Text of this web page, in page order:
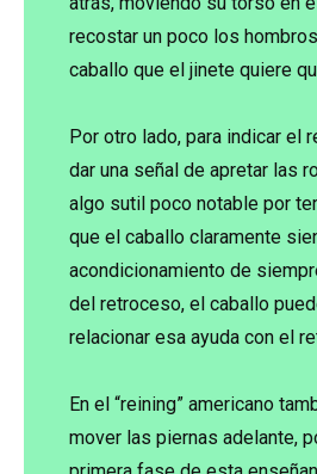
recostar un poco los
caballo que el jinete quiere
Por otro lado, para indicar el
dar una señal de apretar las
algo sutil poco notable por
que el caballo claramente
acondicionamiento de
del retroceso, el caballo
relacionar esa ayuda con el
En el “reining” americano
mover las piernas adelante,